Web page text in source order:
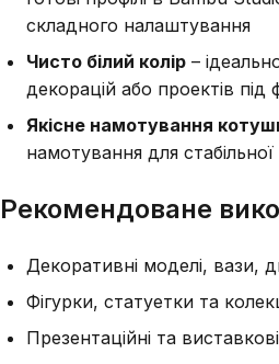
складного налаштування
Чисто білий колір –
декорацій або проектів під
Якісне намотування
намотування для
Рекомендоване
Декоративні моделі, вази,
Фігурки, статуетки та
Презентаційні та